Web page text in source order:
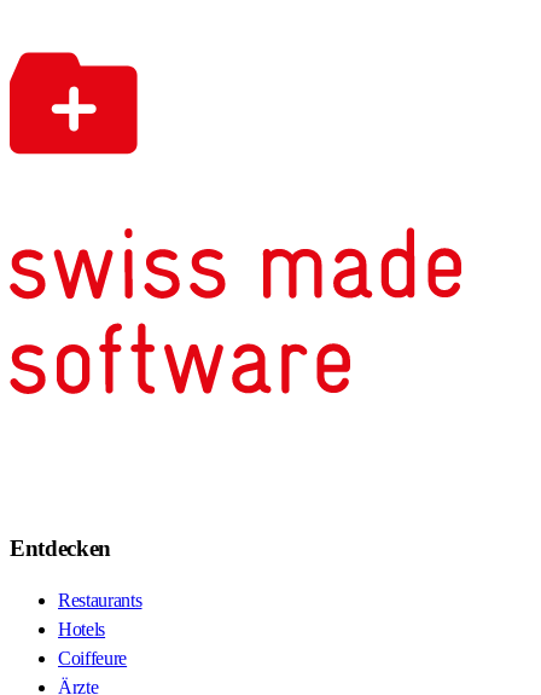
Entdecken
Restaurants
Hotels
Coiffeure
Ärzte